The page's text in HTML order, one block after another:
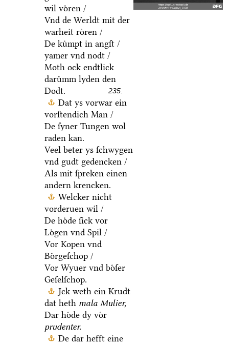
wil voͤren /
Vnd de Werldt mit der
warheit roͤren /
De kuͤmpt in angſt /
yamer vnd nodt /
Moth ock endtlick
daruͤmm lyden den
Dodt.
235.
Dat ys vorwar ein
vorſtendich Man /
De ſyner Tungen wol
raden kan.
Veel beter ys ſchwygen
vnd gudt gedencken /
Als mit ſpreken einen
andern krencken.
Welcker nicht
vorderuen wil /
De hoͤde ſick vor
Loͤgen vnd Spil /
Vor Kopen vnd
Boͤrgeſchop /
Vor Wyuer vnd boͤſer
Geſelſchop.
Jck weth ein Krudt
dat heth mala Mulier,
Dar hoͤde dy voͤr
prudenter.
De dar hefft eine